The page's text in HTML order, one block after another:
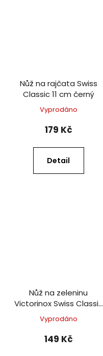
Nůž na rajčata Swiss
Classic 11 cm černý
Vyprodáno
179 Kč
Detail
Nůž na zeleninu
Victorinox Swiss Classic
8 cm oranžový
Vyprodáno
149 Kč